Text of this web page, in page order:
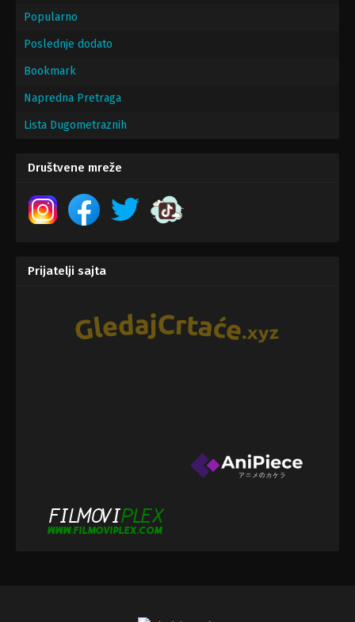
Popularno
Poslednje dodato
Bookmark
Napredna Pretraga
Lista Dugometraznih
Društvene mreže
Prijatelji sajta